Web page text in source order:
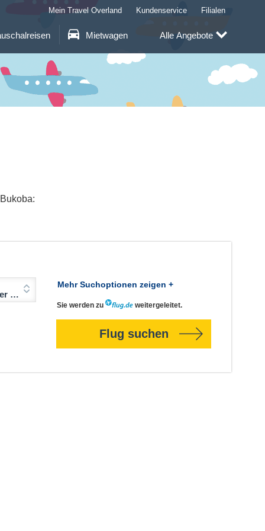
Mietwagen
Mein Travel Overland Kundenservice Filialen
Alle Angebote
Mehr Suchoptionen zeigen +
Sie werden zu weitergeleitet.
Flug suchen